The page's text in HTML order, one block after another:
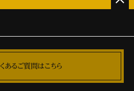
あるご質問はこちら